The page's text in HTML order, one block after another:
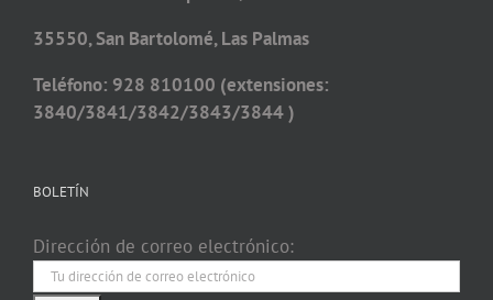
35550, San Bartolomé, Las Palmas
Teléfono: 928 810100 (extensiones:
3840/3841/3842/3843/3844 )
BOLETÍN
Dirección de correo electrónico: